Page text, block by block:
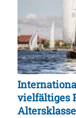
vielfältiges